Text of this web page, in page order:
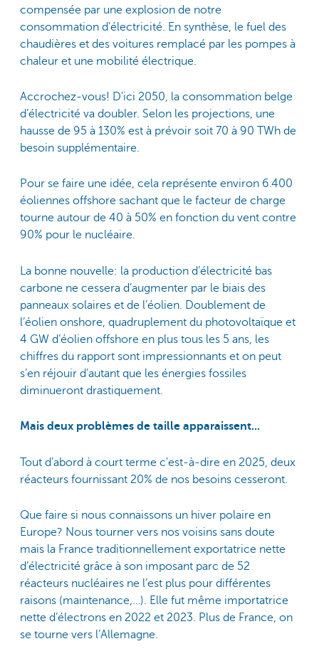
compensée par une explosion de notre
consommation d’électricité. En synthèse, le fuel des
chaudières et des voitures remplacé par les pompes à
chaleur et une mobilité électrique.
Accrochez-vous! D’ici 2050, la consommation belge
d’électricité va doubler. Selon les projections, une
hausse de 95 à 130% est à prévoir soit 70 à 90 TWh de
besoin supplémentaire.
Pour se faire une idée, cela représente environ 6.400
éoliennes offshore sachant que le facteur de charge
tourne autour de 40 à 50% en fonction du vent contre
90% pour le nucléaire.
La bonne nouvelle: la production d’électricité bas
carbone ne cessera d’augmenter par le biais des
panneaux solaires et de l’éolien. Doublement de
l’éolien onshore, quadruplement du photovoltaïque et
4 GW d’éolien offshore en plus tous les 5 ans, les
chiffres du rapport sont impressionnants et on peut
s’en réjouir d’autant que les énergies fossiles
diminueront drastiquement.
Mais deux problèmes de taille apparaissent...
Tout d’abord à court terme c'est-à-dire en 2025, deux
réacteurs fournissant 20% de nos besoins cesseront.
Que faire si nous connaissons un hiver polaire en
Europe? Nous tourner vers nos voisins sans doute
mais la France traditionnellement exportatrice nette
d’électricité grâce à son imposant parc de 52
réacteurs nucléaires ne l’est plus pour différentes
raisons (maintenance,…). Elle fut même importatrice
nette d’électrons en 2022 et 2023. Plus de France, on
se tourne vers l’Allemagne.